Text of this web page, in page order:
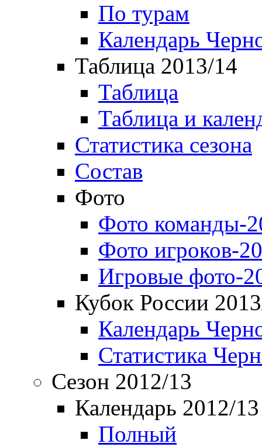
По турам
Календарь
Таблица 2013/14
Таблица
Таблица и
Статистика сезона
Состав
Фото
Фото команды-
Фото игроков-
Игровые фото-
Кубок России
Календарь
Статистика
Сезон 2012/13
Календарь 2012/13
Полный